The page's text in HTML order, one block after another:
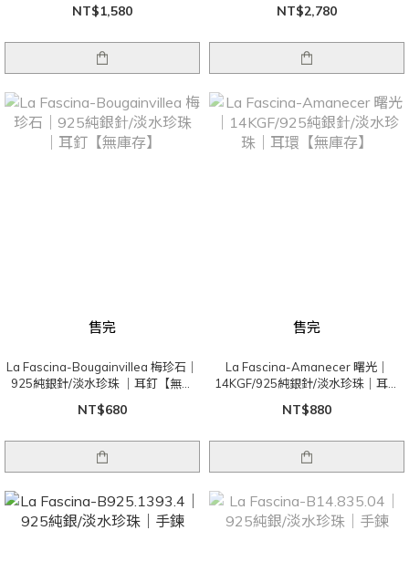
NT$1,580 NT$2,780
售完
La Fascina-Bougainvillea 梅珍石｜
925純銀針/淡水珍珠 ｜耳釘【無庫
存】
NT$680
售完
La Fascina-Amanecer 曙光｜
14KGF/925純銀針/淡水珍珠｜耳環
【無庫存】
NT$880